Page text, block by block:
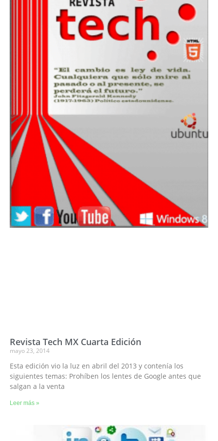
Revista Tech MX Cuarta Edición
mayo 23, 2014
Esta edición vio la luz en abril del 2013 y contenía los
siguientes temas: Prohíben los lentes de Google antes que
salgan a la venta
Leer más »